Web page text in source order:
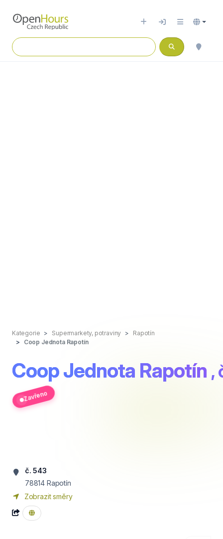
Kategorie Supermarkety, potraviny
Rapotín
Coop Jednota Rapotín
Coop Jednota Rapotín ,
Zavřeno
č. 543
78814 Rapotín
Zobrazit směry